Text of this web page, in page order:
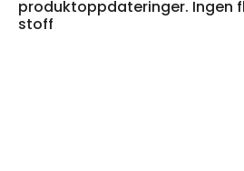
produktoppdateringer. Ingen
stoff